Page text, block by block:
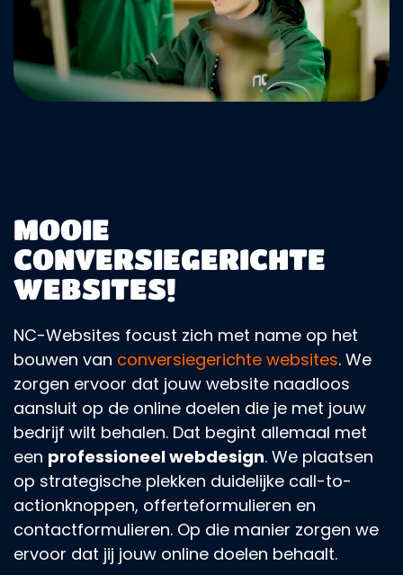
MOOIE
CONVERSIEGERICHTE
WEBSITES!
NC-Websites focust zich met name op het
bouwen van conversiegerichte websites. We
zorgen ervoor dat jouw website naadloos
aansluit op de online doelen die je met jouw
bedrijf wilt behalen. Dat begint allemaal met
een professioneel webdesign. We plaatsen
op strategische plekken duidelijke call-to-
actionknoppen, offerteformulieren en
contactformulieren. Op die manier zorgen we
ervoor dat jij jouw online doelen behaalt.